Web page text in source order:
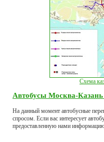
Схема
Автобусы Москва-Казань
На данный момент автобусные
спросом. Если вас интересует
предоставленную нами